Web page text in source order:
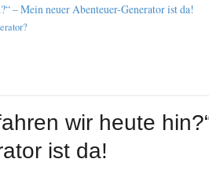
– Mein neuer Abenteuer-Generator ist da!
wir heute
ist da!